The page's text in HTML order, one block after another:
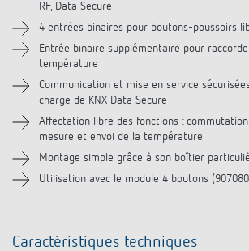
Téléchargements
Accessoires
RF, Data Secure
4 entrées binaires pour boutons-poussoirs
Entrée binaire supplémentaire pour
température
Communication et mise en service
charge de KNX Data Secure
Affectation libre des fonctions :
mesure et envoi de la température
Montage simple grâce à son boîtier
Utilisation avec le module 4 boutons
Caractéristiques techniques